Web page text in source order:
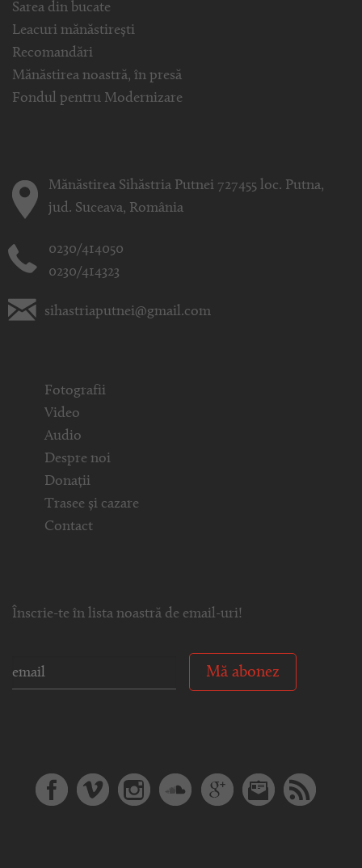
Sarea din bucate
Leacuri mănăstirești
Recomandări
Mănăstirea noastră, în presă
Fondul pentru Modernizare
Mănăstirea Sihăstria Putnei 727455 loc. Putna,
jud. Suceava, România
0230/414050
0230/414323
sihastriaputnei@gmail.com
Fotografii
Video
Audio
Despre noi
Donații
Trasee și cazare
Contact
Înscrie-te în lista noastră de email-uri!
Mă abonez